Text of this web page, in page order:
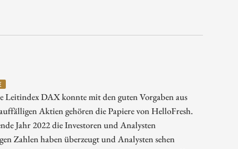
Leitindex DAX konnte mit den guten Vorgaben aus
Aktien gehören die Papiere von HelloFresh.
Jahr 2022 die Investoren und Analysten
Zahlen haben überzeugt und Analysten sehen